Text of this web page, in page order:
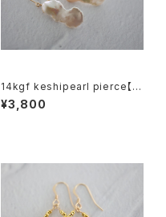
14kgf keshipearl pierce【k
gf5601】
¥3,800